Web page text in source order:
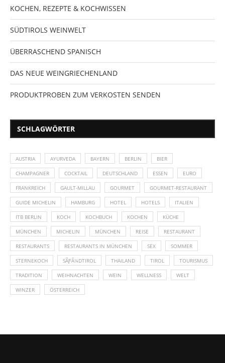
KOCHEN, REZEPTE & KOCHWISSEN
SÜDTIROLS WEINWELT
ÜBERRASCHEND SPANISCH
DAS NEUE WEINGRIECHENLAND
PRODUKTPROBEN ZUM VERKOSTEN SENDEN
SCHLAGWÖRTER
AUSTRIA AYURVEDA BAYERN BERLIN BIER
CHAMPAGNER COCKTAIL DEUTSCHLAND ESSEN EURO
FRANKREICH GAULT-MILLAU GOURMET GOURMET-RESTAURANT
GUIDE MICHELIN HAMBURG HOTEL HOTELS ITALIEN
ITB BERLIN KOCH KOCHBUCH KOCHEN KÜCHE
MÜNCHEN MICHELIN MÜNCHEN REISE RESTAURANT
RESTAURANTS RESTAURANTS IN MÜNCHEN SEX SOMMER
STERNEKOCH SÃƑÂ¼DTIROL THAILAND TIROL TOURISMUS
TRADITION WEIHNACHTEN WEIN WELLNESS WELT
WINZER ÖSTERREICH